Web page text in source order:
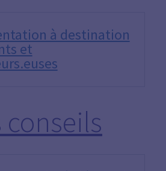
à destination
et
conseils